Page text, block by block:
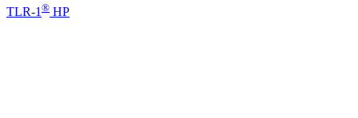
TLR-1® HP